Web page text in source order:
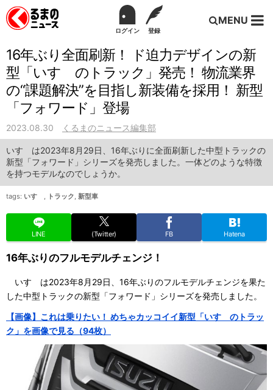
ログイン 登録
MENU
16年ぶり全面刷新！ ド迫力デザインの新
型「いすゞのトラック」発売！ 物流業界
の“課題解決”を目指し新装備を採用！ 新型
「フォワード」登場
2023.08.30 くるまのニュース編集部
いすゞは2023年8月29日、16年ぶりに全面刷新した中型トラックの
新型「フォワード」シリーズを発売しました。一体どのような特徴
を持つモデルなのでしょうか。
tags: いすゞ , トラック, 新型車
LINE (Twitter) FB Hatena
16年ぶりのフルモデルチェンジ！
いすゞは2023年8月29日、16年ぶりのフルモデルチェンジを果た
した中型トラックの新型「フォワード」シリーズを発売しました。
【画像】これは乗りたい！ めちゃカッコイイ新型「いすゞのトラッ
ク」を画像で見る（94枚）